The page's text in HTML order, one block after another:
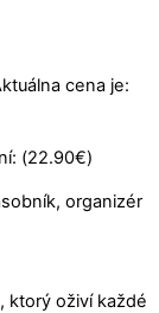
cena je:
(22.90€)
organizér
ktorý oživí každé